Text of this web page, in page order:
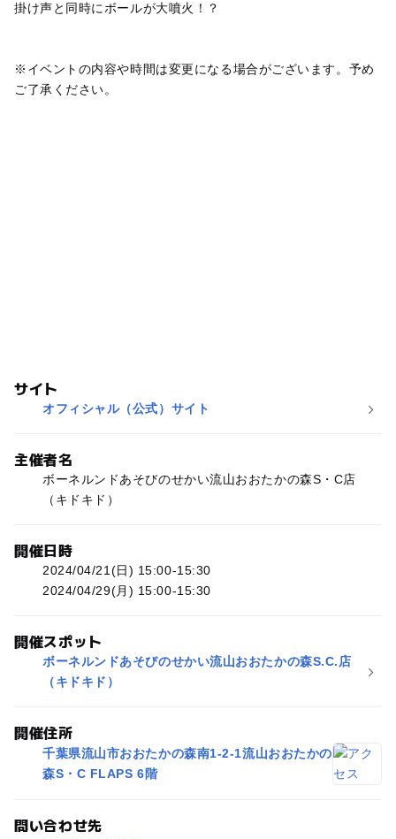
掛け声と同時にボールが大噴火！？
※イベントの内容や時間は変更になる場合がございます。予め
ご了承ください。
サイト
オフィシャル（公式）サイト
主催者名
ボーネルンドあそびのせかい流山おおたかの森S・C店
（キドキド）
開催日時
2024/04/21(日) 15:00-15:30
2024/04/29(月) 15:00-15:30
開催スポット
ボーネルンドあそびのせかい流山おおたかの森S.C.店
（キドキド）
開催住所
千葉県流山市おおたかの森南1-2-1流山おおたかの
森S・C FLAPS 6階
問い合わせ先